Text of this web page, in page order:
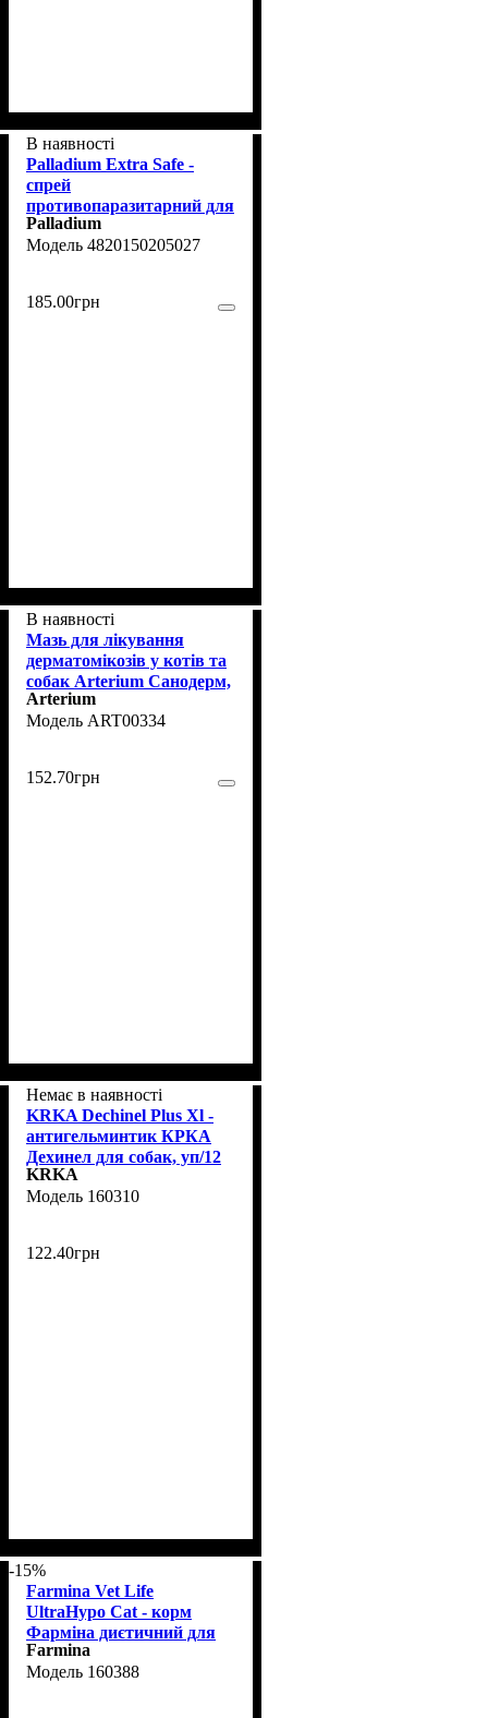
В наявності
Palladium Extra Safe -
спрей
противопаразитарний для
собак, кішок та гризунів
250 мл
Palladium
4820150205027
185.00грн
В наявності
Мазь для лікування
дерматомікозів у котів та
собак Arterium Санодерм,
15г
Arterium
ART00334
152.70грн
Немає в наявності
KRKA Dechinel Plus Xl -
антигельминтик КРКА
Дехинел для собак, уп/12
таб, 1 таблетка
KRKA
160310
122.40грн
-15%
Farmina Vet Life
UltraHypo Cat - корм
Фарміна диєтичний для
котів при харчовій алергії
2 кг
Farmina
160388